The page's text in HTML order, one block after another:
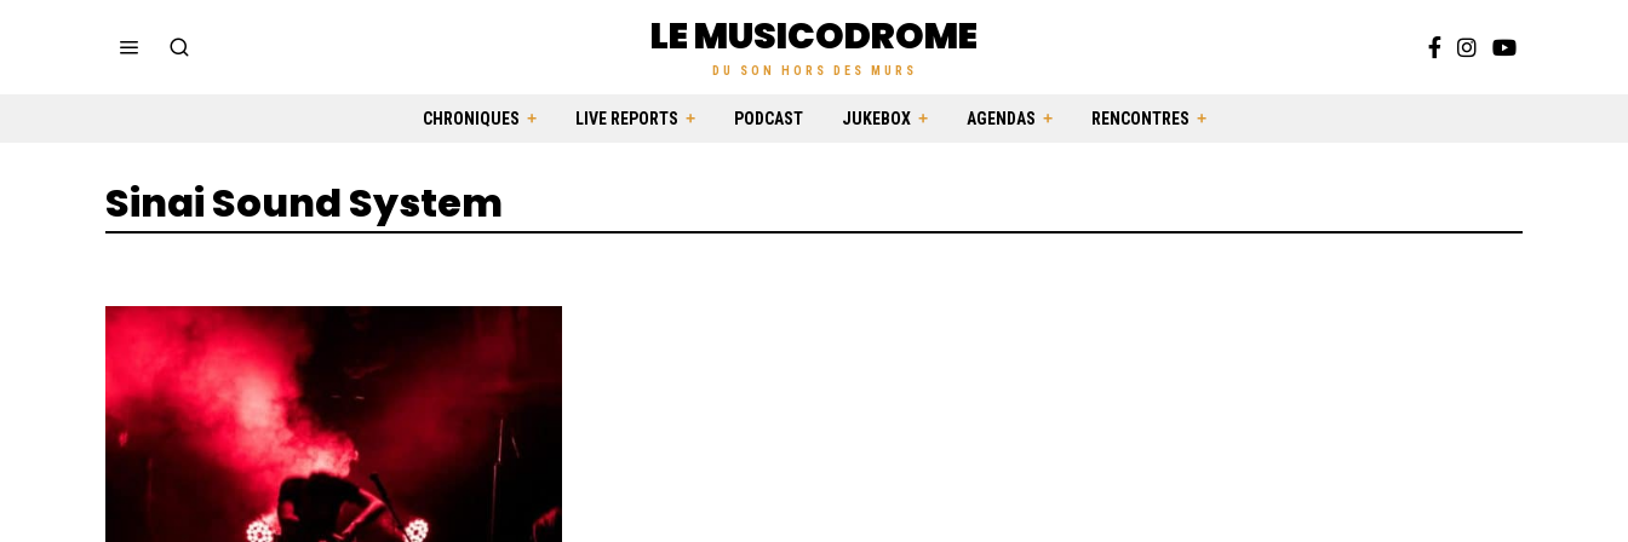
LE MUSICODROME
DU SON HORS DES MURS
CHRONIQUES LIVE REPORTS PODCAST JUKEBOX AGENDAS RENCONTRES
Sinai Sound System